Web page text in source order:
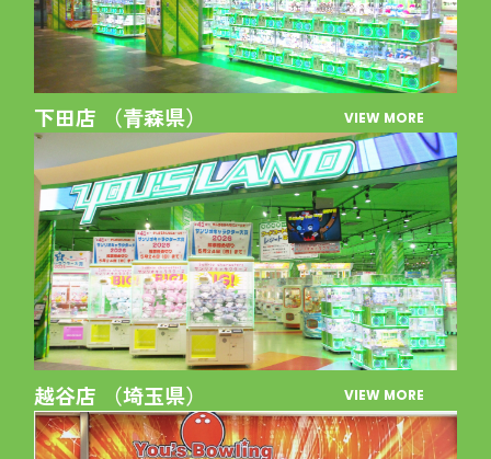
下田店 （青森県） VIEW MORE
越谷店 （埼玉県） VIEW MORE